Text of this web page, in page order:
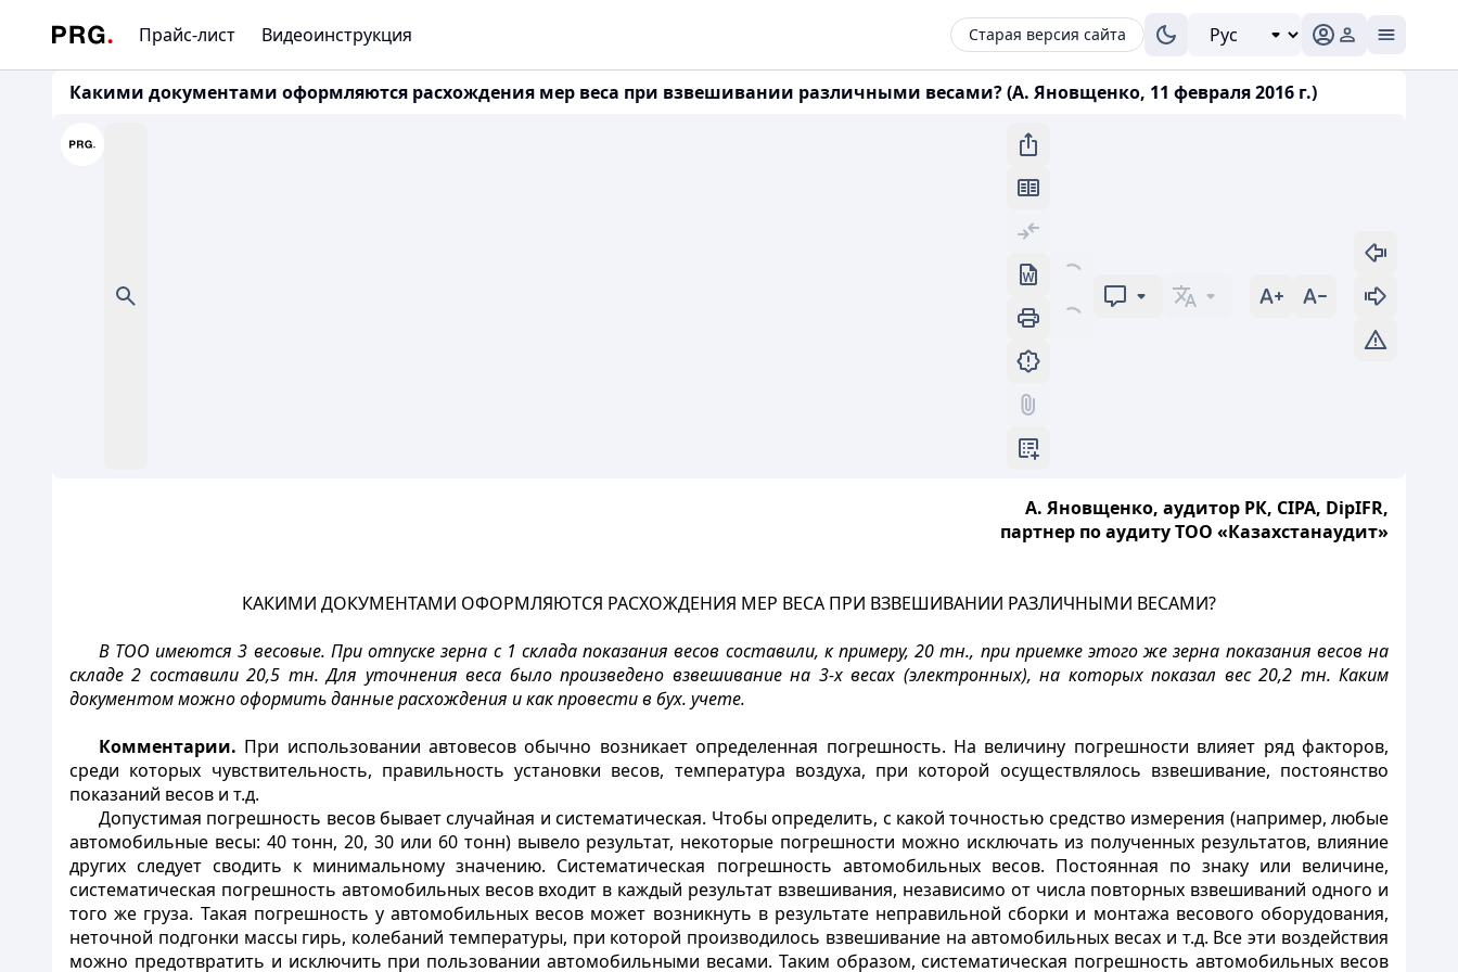
Прайс-лист Видеоинструкция Старая версия сайта
Какими документами оформляются расхождения мер веса при взвешивании различными весами? (А. Яновщенко, 11 февраля 2016 г.)
А. Яновщенко, аудитор РК, CIPA, DipIFR,
партнер по аудиту ТОО «Казахстанаудит»
КАКИМИ ДОКУМЕНТАМИ ОФОРМЛЯЮТСЯ РАСХОЖДЕНИЯ МЕР ВЕСА ПРИ ВЗВЕШИВАНИИ РАЗЛИЧНЫМИ ВЕСАМИ?
В ТОО имеются 3 весовые. При отпуске зерна с 1 склада показания весов составили, к примеру, 20 тн., при приемке этого же зерна показания весов на
складе 2 составили 20,5 тн. Для уточнения веса было произведено взвешивание на 3-х весах (электронных), на которых показал вес 20,2 тн. Каким
документом можно оформить данные расхождения и как провести в бух. учете.
Комментарии. При использовании автовесов обычно возникает определенная погрешность. На величину погрешности влияет ряд факторов,
среди которых чувствительность, правильность установки весов, температура воздуха, при которой осуществлялось взвешивание, постоянство
показаний весов и т.д.
Допустимая погрешность весов бывает случайная и систематическая. Чтобы определить, с какой точностью средство измерения (например, любые
автомобильные весы: 40 тонн, 20, 30 или 60 тонн) вывело результат, некоторые погрешности можно исключать из полученных результатов, влияние
других следует сводить к минимальному значению. Систематическая погрешность автомобильных весов. Постоянная по знаку или величине,
систематическая погрешность автомобильных весов входит в каждый результат взвешивания, независимо от числа повторных взвешиваний одного и
того же груза. Такая погрешность у автомобильных весов может возникнуть в результате неправильной сборки и монтажа весового оборудования,
неточной подгонки массы гирь, колебаний температуры, при которой производилось взвешивание на автомобильных весах и т.д. Все эти воздействия
можно предотвратить и исключить при пользовании автомобильными весами. Таким образом, систематическая погрешность автомобильных весов